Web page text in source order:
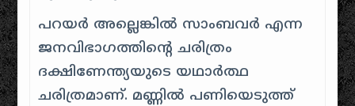
പറയർ അല്ലെങ്കിൽ സാംബവർ എന്ന
ജനവിഭാഗത്തിന്റെ ചരിത്രം
ദക്ഷിണേന്ത്യയുടെ യഥാർത്ഥ
ചരിത്രമാണ്. മണ്ണിൽ പണിയെടുത്ത്